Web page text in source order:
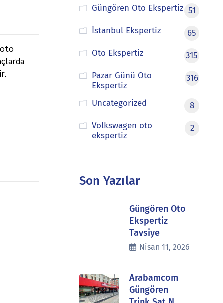
Güngören Oto Ekspertiz 51
İstanbul Ekspertiz
65
Oto Ekspertiz
315
Pazar Günü Oto
Ekspertiz
316
Uncategorized
8
Volkswagen oto
ekspertiz
2
Son Yazılar
Güngören Oto
Ekspertiz
Tavsiye
Nisan 11, 2026
Arabamcom
Güngören